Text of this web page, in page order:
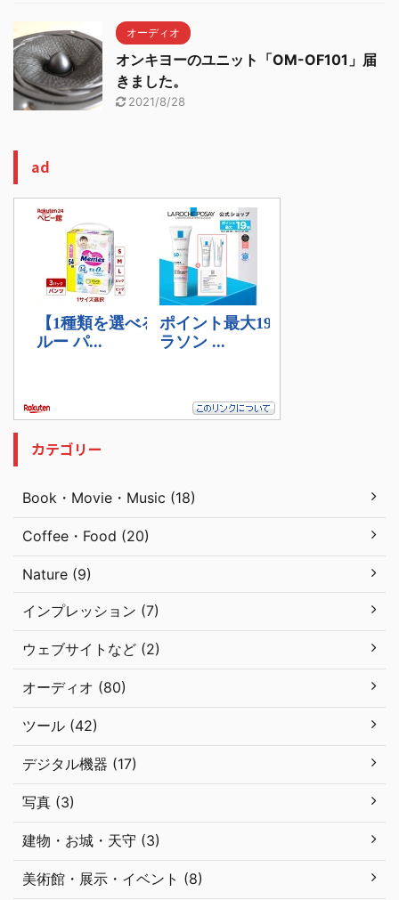
オーディオ
オンキヨーのユニット「OM-OF101」届
きました。
2021/8/28
ad
カテゴリー
Book・Movie・Music (18)
Coffee・Food (20)
Nature (9)
インプレッション (7)
ウェブサイトなど (2)
オーディオ (80)
ツール (42)
デジタル機器 (17)
写真 (3)
建物・お城・天守 (3)
美術館・展示・イベント (8)